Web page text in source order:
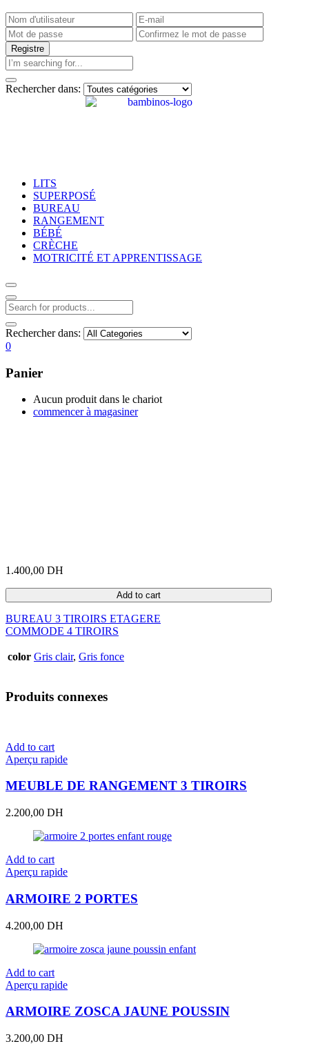
Rechercher dans:
LITS
SUPERPOSÉ
BUREAU
RANGEMENT
BÉBÉ
CRÈCHE
MOTRICITÉ ET APPRENTISSAGE
Rechercher dans:
0
Panier
Aucun produit dans le chariot
commencer à magasiner
1.400,00 DH
Add to cart
BUREAU 3 TIROIRS ETAGERE
COMMODE 4 TIROIRS
color Gris clair, Gris fonce
Produits connexes
Add to cart
Aperçu rapide
MEUBLE DE RANGEMENT 3 TIROIRS
2.200,00 DH
Add to cart
Aperçu rapide
ARMOIRE 2 PORTES
4.200,00 DH
Add to cart
Aperçu rapide
ARMOIRE ZOSCA JAUNE POUSSIN
3.200,00 DH